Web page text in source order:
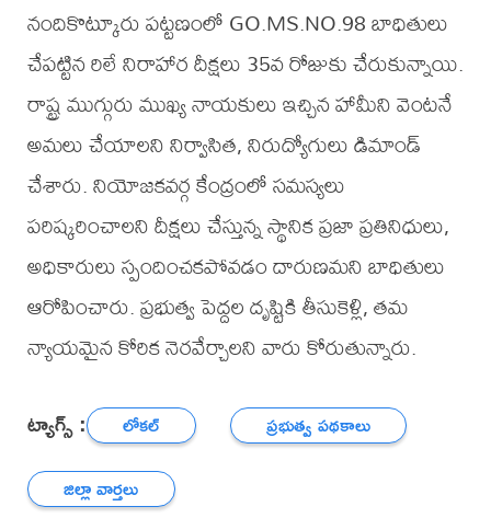
నందికొట్కూరు పట్టణంలో GO.MS.NO.98 బాధితులు
చేపట్టిన రిలే నిరాహార దీక్షలు 35వ రోజుకు చేరుకున్నాయి.
రాష్ట్ర ముగ్గురు ముఖ్య నాయకులు ఇచ్చిన హామీని వెంటనే
అమలు చేయాలని నిర్వాసిత, నిరుద్యోగులు డిమాండ్
చేశారు. నియోజకవర్గ కేంద్రంలో సమస్యలు
పరిష్కరించాలని దీక్షలు చేస్తున్న స్థానిక ప్రజా ప్రతినిధులు,
అధికారులు స్పందించకపోవడం దారుణమని బాధితులు
ఆరోపించారు. ప్రభుత్వ పెద్దల దృష్టికి తీసుకెళ్లి, తమ
న్యాయమైన కోరిక నెరవేర్చాలని వారు కోరుతున్నారు.
ట్యాగ్స్ : లోకల్
ప్రభుత్వ పథకాలు
జిల్లా వార్తలు